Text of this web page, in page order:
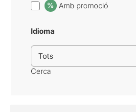
% Amb promoció
Idioma
Cerca